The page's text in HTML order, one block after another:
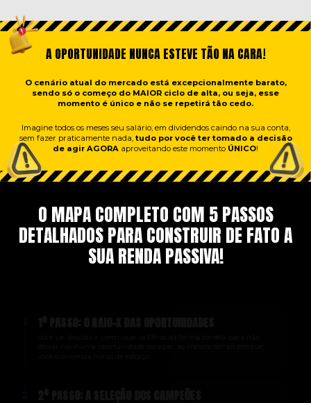
A OPORTUNIDADE NUNCA ESTEVE TÃO NA CARA!
O cenário atual do mercado está excepcionalmente barato,
sendo só o começo do MAIOR ciclo de alta, ou seja, esse
momento é único e não se repetirá tão cedo.
Imagine todos os meses seu salário, em dividendos caindo na sua conta,
sem fazer praticamente nada, tudo por você ter tomado a decisão
de agir AGORA aproveitando este momento ÚNICO!
O MAPA COMPLETO COM 5 PASSOS
DETALHADOS PARA CONSTRUIR DE FATO A
SUA RENDA PASSIVA!